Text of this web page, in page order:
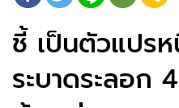
ชี้ เป็นตัวแปร
ระบาดระลอก